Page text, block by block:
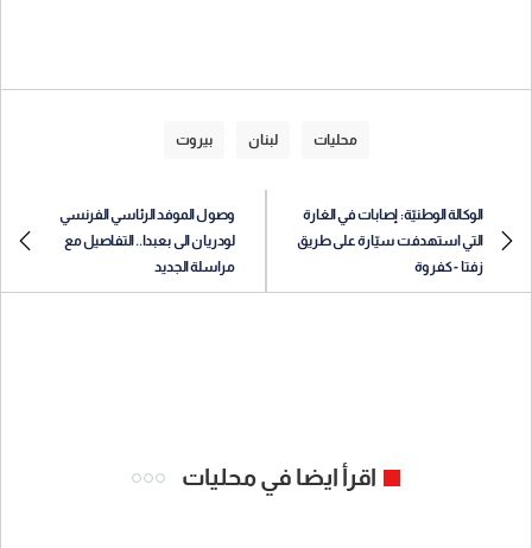
محليات لبنان بيروت
الوكالة الوطنيّة: إصابات في الغارة
التي استهدفت سيّارة على طريق
زفتا - كفروة
وصول الموفد الرئاسي الفرنسي
لودريان الى بعبدا.. التفاصيل مع
مراسلة الجديد
اقرأ ايضا في محليات